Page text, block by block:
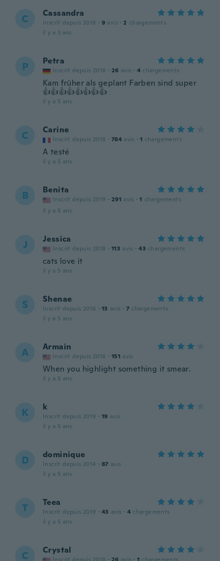
C Cassandra
Inscrit depuis 2018 · 9 avis · 2 chargements
il y a 3 ans
P Petra
Inscrit depuis 2018 · 26 avis · 4 chargements
Kam früher als geplant Farben sind super
👍👍👍👍👍👍👍👍
il y a 5 ans
C Carine
Inscrit depuis 2018 · 784 avis · 1 chargements
A testé
il y a 5 ans
B Benita
Inscrit depuis 2019 · 291 avis · 1 chargements
il y a 5 ans
J Jessica
Inscrit depuis 2018 · 113 avis · 43 chargements
cats love it
il y a 5 ans
S Shenae
Inscrit depuis 2016 · 13 avis · 7 chargements
il y a 5 ans
A Armain
Inscrit depuis 2018 · 151 avis
When you highlight something it smear.
il y a 5 ans
K k
Inscrit depuis 2019 · 19 avis
il y a 5 ans
D dominique
Inscrit depuis 2014 · 87 avis
il y a 5 ans
T Teea
Inscrit depuis 2019 · 43 avis · 4 chargements
il y a 5 ans
C Crystal